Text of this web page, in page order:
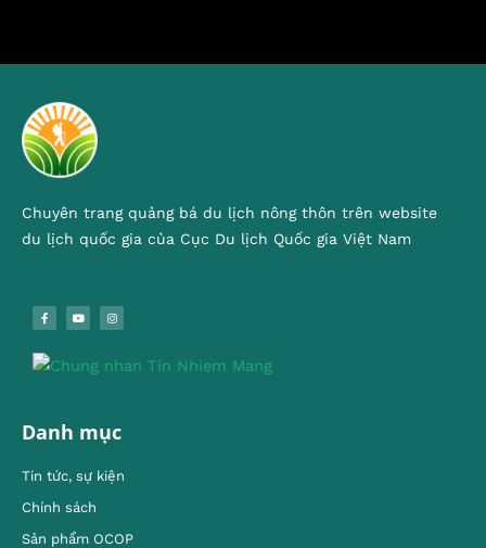
Chuyên trang quảng bá du lịch nông thôn trên website
du lịch quốc gia của Cục Du lịch Quốc gia Việt Nam
Danh mục
Tin tức, sự kiện
Chính sách
Sản phẩm OCOP